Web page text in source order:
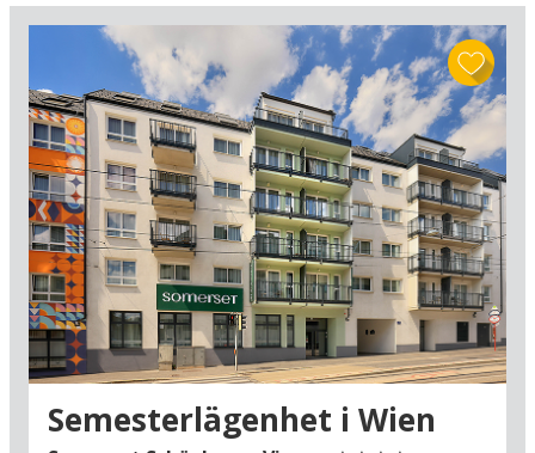
naturupplevelser som skapar minnen för både barn och vuxna.
Enkelt att boka
Med en bilsemester kan du planera resan helt efter dina egna
önskemål och välja ankomsttid, vilket ger maximal flexibilitet. Hitta
ditt perfekta hotell för vintersemestern, oavsett om du drömmer
om en aktiv skidsemester, avkopplande wellness, mysiga
storstadsupplevelser eller familjevänliga aktiviteter i snön.
Vintersäsongen bjuder på upplevelser och mys i en klass för sig –
gör vintersemestern till en tid för minnen, avkoppling och roliga
upplevelser för hela familjen.
Semesterlägenhet i Wien